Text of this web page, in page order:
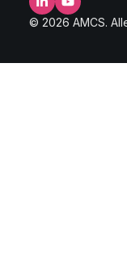
LinkedInYouTube
© 2026 AMCS.